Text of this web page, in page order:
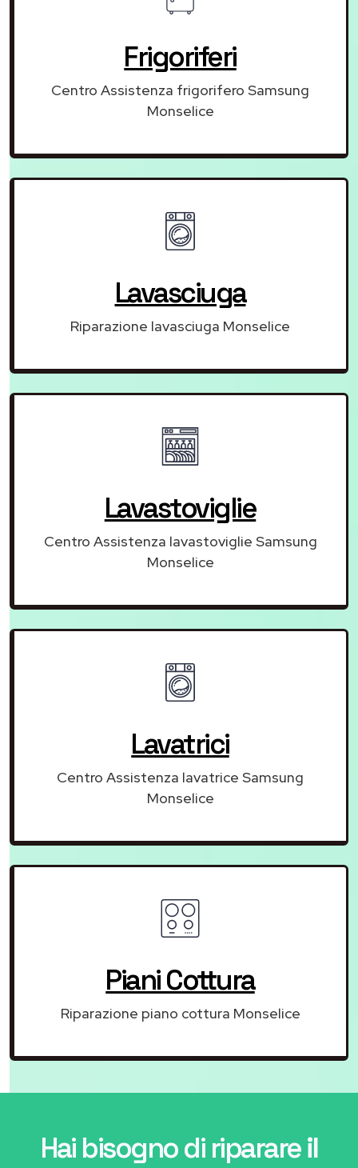
Frigoriferi
Centro Assistenza frigorifero Samsung
Monselice
Lavasciuga
Riparazione lavasciuga Monselice
Lavastoviglie
Centro Assistenza lavastoviglie Samsung
Monselice
Lavatrici
Centro Assistenza lavatrice Samsung
Monselice
Piani Cottura
Riparazione piano cottura Monselice
Hai bisogno di riparareil